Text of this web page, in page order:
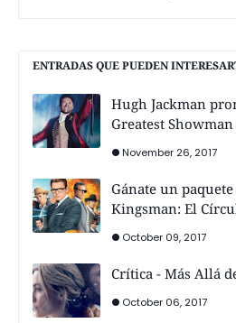
ENTRADAS QUE PUEDEN
Hugh Jackman
Greatest
November 26, 2017
Gánate un
Kingsman: El
October 09, 2017
Crítica - Más Allá
October 06, 2017